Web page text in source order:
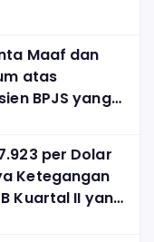
Maaf dan
atas
BPJS yang
per Dolar
Ketegangan
Kuartal II yang